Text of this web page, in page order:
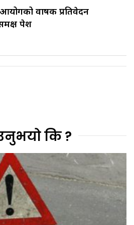
वार्षिक प्रतिवेदन
पेश
कि ?